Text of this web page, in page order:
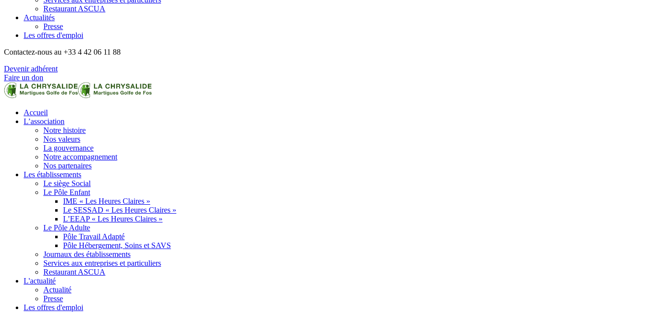
Restaurant ASCUA
Actualités
Presse
Les offres d'emploi
Contactez-nous au +33 4 42 06 11 88
Devenir adhérent
Faire un don
Accueil
L’association
Notre histoire
Nos valeurs
La gouvernance
Notre accompagnement
Nos partenaires
Les établissements
Le siège Social
Le Pôle Enfant
IME « Les Heures Claires »
Le SESSAD « Les Heures Claires »
L’EEAP « Les Heures Claires »
Le Pôle Adulte
Pôle Travail Adapté
Pôle Hébergement, Soins et SAVS
Journaux des établissements
Services aux entreprises et particuliers
Restaurant ASCUA
L'actualité
Actualité
Presse
Les offres d'emploi